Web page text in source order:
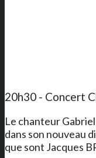
20h30 - Concert
Le chanteur
dans son nouveau
que sont Jacques